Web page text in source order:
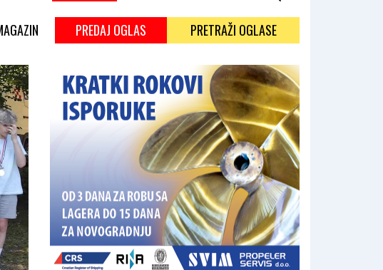
PREDAJ OGLAS PRETRAŽI OGLASE